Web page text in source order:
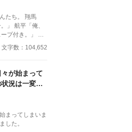
。 翔馬
文字数：104,652
が始まって
況は一変し
まってしまいま
した。